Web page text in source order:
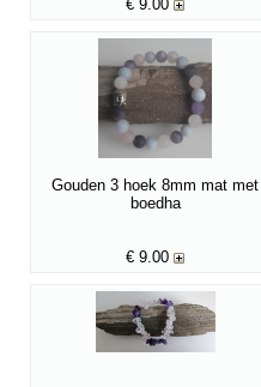
€ 9.00
Gouden 3 hoek 8mm mat met
boedha
€ 9.00